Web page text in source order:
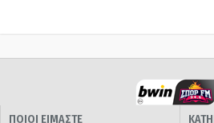
ΠΟΙΟΙ ΕΙΜΑΣΤΕ